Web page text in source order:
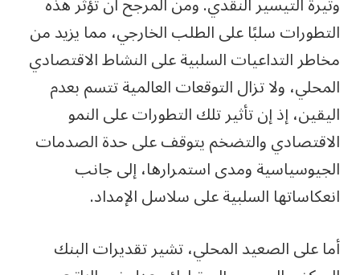
التطورات سلبًا على الطلب الخارجي، مما يزيد من
مخاطر التداعيات السلبية على النشاط الاقتصادي
المحلي، ولا تزال التوقعات العالمية تتسم بعدم
اليقين، إذ إن تأثير تلك التطورات على النمو
الاقتصادي والتضخم يتوقف على حدة الصدمات
الجيوسياسية ومدى استمرارها، إلى جانب
انعكاساتها السلبية على سلاسل الإمداد.
أما على الصعيد المحلي، تشير تقديرات البنك